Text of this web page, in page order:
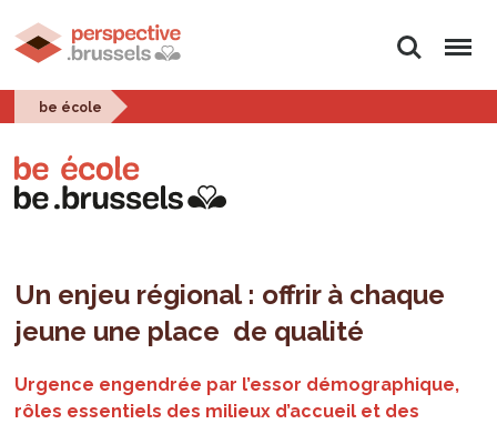
Rechercher
Menu
be école
Un enjeu régional : offrir à chaque
jeune une place de qualité
Urgence engendrée par l’essor démographique,
rôles essentiels des milieux d’accueil et des